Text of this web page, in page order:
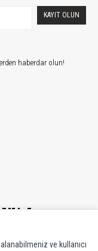
KAYIT OLUN
haberdar olun!
ve kullanıcı